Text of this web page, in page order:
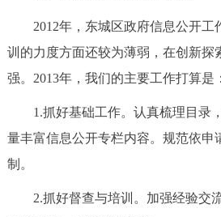
2012年，东城区政府信息公开工
训的力度方面还较为薄弱，在创新探
强。2013年，我们的主要工作打算是：
1.抓好基础工作。认真梳理目录
量丰富信息公开专栏内容。规范依申
制。
2.抓好督查与培训。加强经验交流